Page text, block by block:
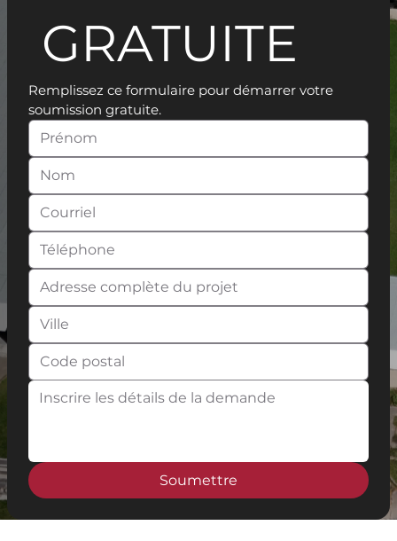
GRATUITE
Remplissez ce formulaire pour démarrer votre
soumission gratuite.
Soumettre